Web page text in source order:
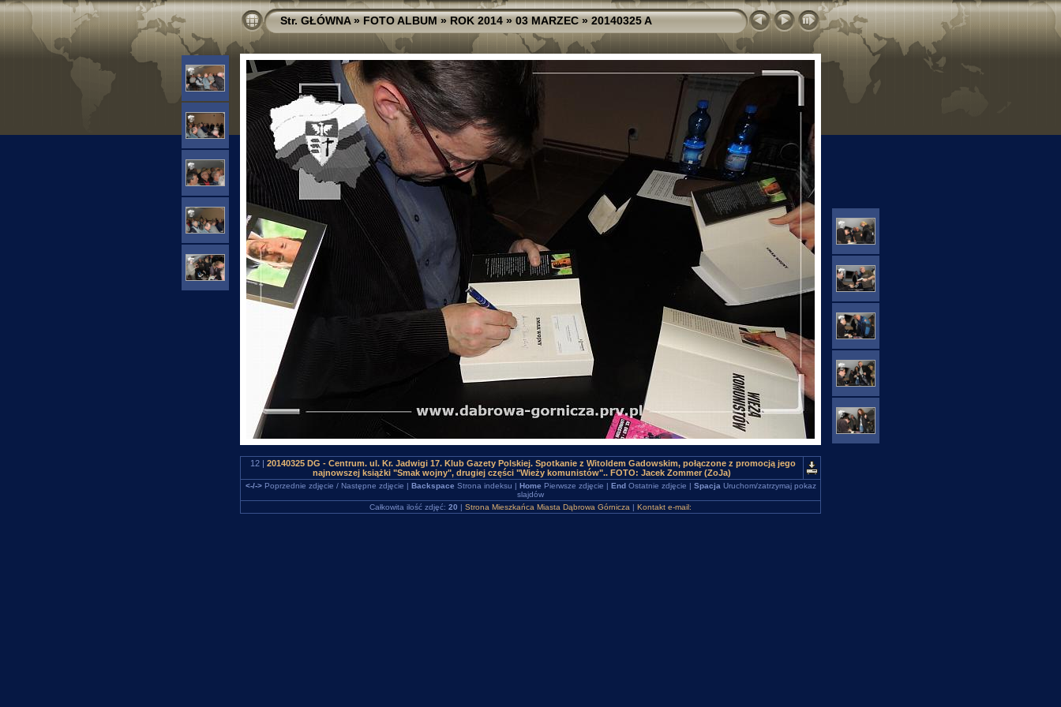
Str. GŁÓWNA»FOTO ALBUM»ROK 2014»03 MARZEC»20140325 A
12 | 20140325 DG - Centrum. ul. Kr. Jadwigi 17. Klub Gazety Polskiej. Spotkanie z Witoldem Gadowskim, połączone z promocją jego
najnowszej książki "Smak wojny", drugiej części "Wieży komunistów".. FOTO: Jacek Zommer (ZoJa)
<-/->Poprzednie zdjęcie / Następne zdjęcie | Backspace Strona indeksu | Home Pierwsze zdjęcie | EndOstatnie zdjęcie | Spacja Uruchom/zatrzymaj pokaz
slajdów
Całkowita ilość zdjęć: 20 | Strona Mieszkańca Miasta Dąbrowa Górnicza | Kontakt e-mail: